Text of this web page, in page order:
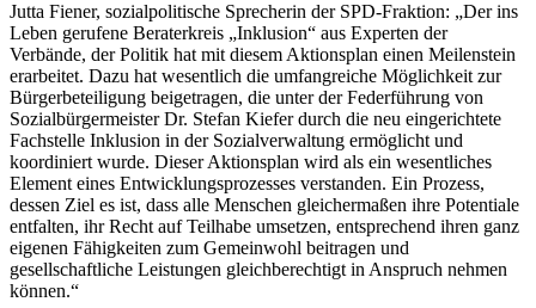
Jutta Fiener, sozialpolitische Sprecherin der SPD-Fraktion: „Der ins
Leben gerufene Beraterkreis „Inklusion“ aus Experten der
Verbände, der Politik hat mit diesem Aktionsplan einen Meilenstein
erarbeitet. Dazu hat wesentlich die umfangreiche Möglichkeit zur
Bürgerbeteiligung beigetragen, die unter der Federführung von
Sozialbürgermeister Dr. Stefan Kiefer durch die neu eingerichtete
Fachstelle Inklusion in der Sozialverwaltung ermöglicht und
koordiniert wurde. Dieser Aktionsplan wird als ein wesentliches
Element eines Entwicklungsprozesses verstanden. Ein Prozess,
dessen Ziel es ist, dass alle Menschen gleichermaßen ihre Potentiale
entfalten, ihr Recht auf Teilhabe umsetzen, entsprechend ihren ganz
eigenen Fähigkeiten zum Gemeinwohl beitragen und
gesellschaftliche Leistungen gleichberechtigt in Anspruch nehmen
können.“